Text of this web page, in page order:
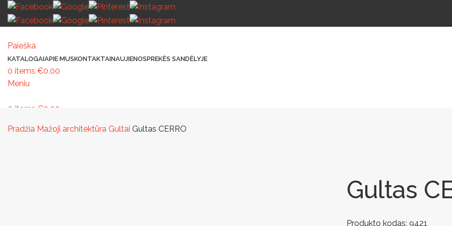
Paieška
KATALOGAIAPIE MUSKONTAKTAINAUJIENOSPREKĖS SANDĖLYJE
0 items €0.00
Meniu
0 items €0.00
Pradžia Mažoji architektūra Gultai Gultas CERRO
Gultas
Produkto kodas: 9421